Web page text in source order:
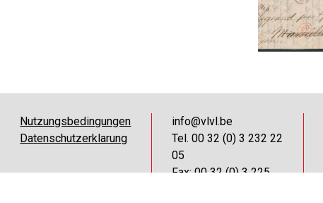
Nutzungsbedingungen
Datenschutzerklarung
info@vlvl.be
Tel. 00 32 (0) 3 232 22
05
Fax: 00 32 (0) 3 225